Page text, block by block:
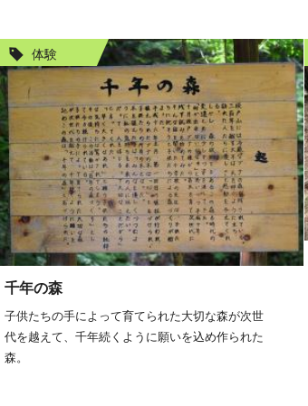
体験
千年の森
子供たちの手によって育てられた大切な森が次世
代を越えて、千年続くように願いを込め作られた
森。